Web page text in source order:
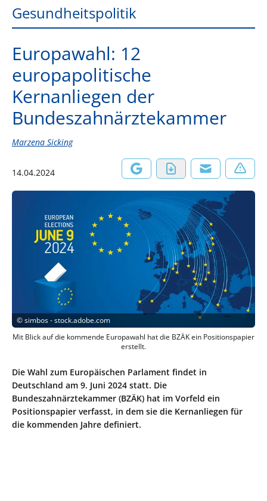
Gesundheitspolitik
Europawahl: 12
europapolitische
Kernanliegen der
Bundeszahnärztekammer
Marzena Sicking
14.04.2024
©simbos - stock.adobe.com
Mit Blick auf die kommende Europawahl hat die BZÄK ein Positionspapier
erstellt.
Die Wahl zum Europäischen Parlament findet in
Deutschland am 9. Juni 2024 statt. Die
Bundeszahnärztekammer (BZÄK) hat im Vorfeld ein
Positionspapier verfasst, in dem sie die Kernanliegen für
die kommenden Jahre definiert.